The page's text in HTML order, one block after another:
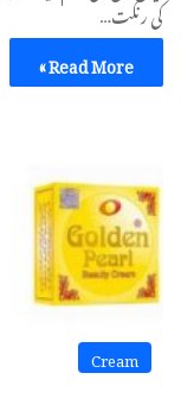
کی رنگت…
Read More »
Cream